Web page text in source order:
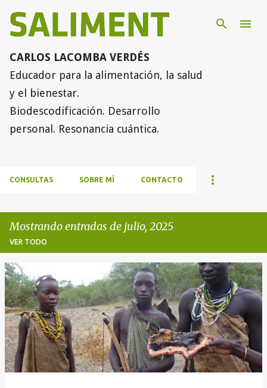
Ir al contenido principal
CARLOS LACOMBA VERDÉS
Educador para la alimentación, la salud
y el bienestar.
Biodescodificación. Desarrollo
personal. Resonancia cuántica.
CONSULTAS SOBRE MÍ CONTACTO
Mostrando entradas de julio, 2025
VER TODO
E
n
t
r
a
d